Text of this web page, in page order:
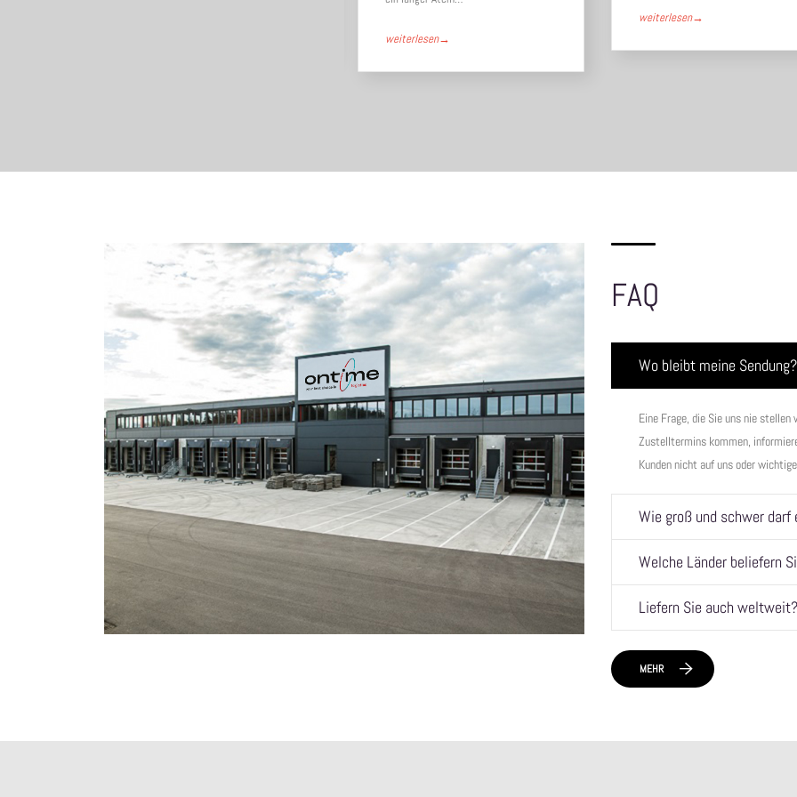
weiterlesen→
weiterlesen→
FAQ
Wo bleibt meine Sendung?
Eine Frage, die Sie uns nie
Zustelltermins kommen,
Kunden nicht auf uns oder
Wie groß und schwer darf
Welche Länder beliefern
Liefern Sie auch weltweit?
MEHR